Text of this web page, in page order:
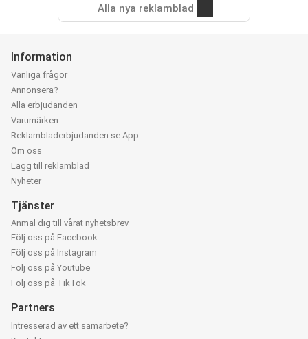
Alla nya reklamblad
Information
Vanliga frågor
Annonsera?
Alla erbjudanden
Varumärken
Reklambladerbjudanden.se App
Om oss
Lägg till reklamblad
Nyheter
Tjänster
Anmäl dig till vårat nyhetsbrev
Följ oss på Facebook
Följ oss på Instagram
Följ oss på Youtube
Följ oss på TikTok
Partners
Intresserad av ett samarbete?